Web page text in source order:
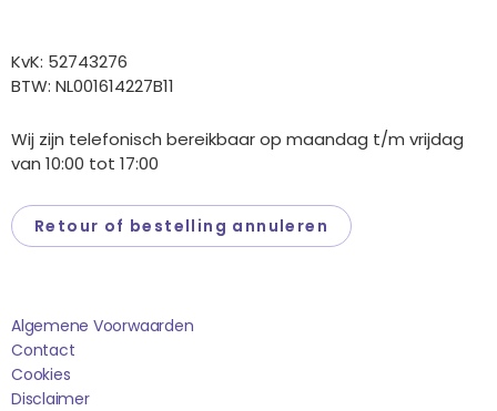
KvK: 52743276
BTW: NL001614227B11
Wij zijn telefonisch bereikbaar op maandag t/m vrijdag
van 10:00 tot 17:00
Retour of bestelling annuleren
Algemene Voorwaarden
Contact
Cookies
Disclaimer